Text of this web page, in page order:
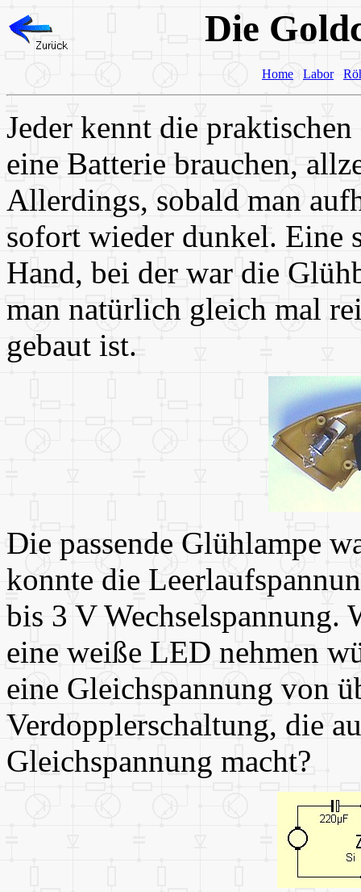
Die
Home Labor
Jeder kennt die
eine Batterie brauchen,
Allerdings, sobald man
sofort wieder dunkel. Eine
Hand, bei der war die
man natürlich gleich mal
gebaut ist.
Die passende Glühlampe
konnte die
bis 3 V Wechselspannung.
eine weiße LED nehmen
eine Gleichspannung von
Verdopplerschaltung, die
Gleichspannung macht?